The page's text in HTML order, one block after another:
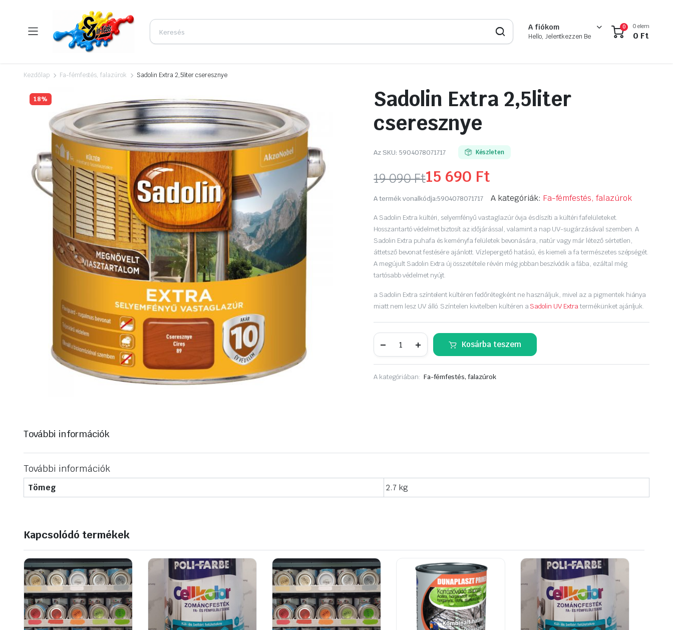
A fiókom
Hello, Jelentkezzen Be
0 0 elem
0 Ft
Kezdőlap Fa-fémfestés, falazúrok Sadolin Extra 2,5liter cseresznye
18%
Sadolin Extra 2,5liter
cseresznye
Az SKU: 5904078071717 Készleten
19 090Ft
Original
price
was:
19
090 Ft.
15 690 Ft
Current
price
is:
15
690 Ft.
A termék vonalkódja:5904078071717 A kategóriák: Fa-fémfestés, falazúrok
A Sadolin Extra kültéri, selyemfényű vastaglazúr óvja és díszíti a kültéri fafelületeket.
Hosszantartó védelmet biztosít az időjárással, valamint a nap UV-sugárzásával szemben. A
Sadolin Extra puhafa és keményfa felületek bevonására, natúr vagy már létező sértetlen,
áttetsző bevonat festésére ajánlott. Vízlepergető hatású, és kiemeli a fa természetes szépségét.
A megújult Sadolin Extra új összetétele révén még jobban beszívódik a fába, ezáltal még
tartósabb védelmet nyújt.
a Sadolin Extra színtelent kültéren fedőrétegként ne használjuk, mivel az a pigmentek hiánya
miatt nem lesz UV álló. Színtelen kivitelben kültéren aSadolin UV Extratermékünket ajánljuk.
Extra
cseresznye
Kosárba teszem
A kategóriában: Fa-fémfestés, falazúrok
További információk
További információk
Tömeg 2.7 kg
Kapcsolódó termékek